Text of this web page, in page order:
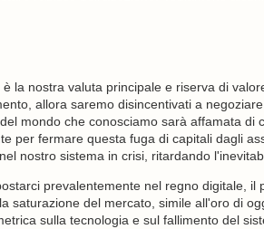
la nostra valuta principale e riserva di
allora saremo disincentivati ​​a
mondo che conosciamo sarà affamata
per fermare questa fuga di capitali dagli
nostro sistema in crisi, ritardando
prevalentemente nel regno digitale,
saturazione del mercato, simile all'oro di
sulla tecnologia e sul fallimento del